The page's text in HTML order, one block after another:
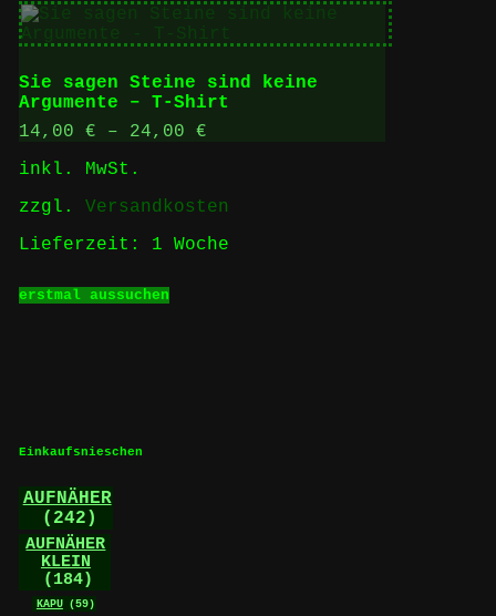
mehrere
Varianten
auf.
Die
Optionen
können
auf
werden
Sie sagen Steine sind keine
Argumente – T-Shirt
14,00 € – 24,00 €
inkl. MwSt.
zzgl. Versandkosten
Lieferzeit: 1 Woche
erstmal aussuchenProdukt
Einkaufsnieschen
AUFNÄHER
(242)
AUFNÄHER
KLEIN
(184)
KAPU (59)